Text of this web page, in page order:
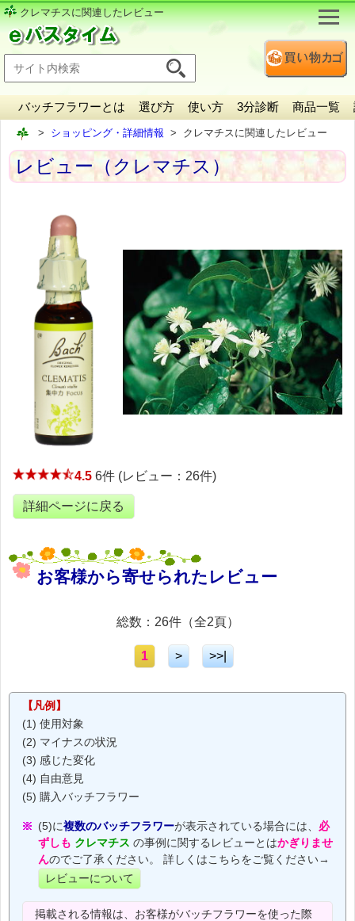
クレマチスに関連したレビュー
バッチフラワーとは 選び方 使い方 3分診断 商品一覧
ショッピング・詳細情報 クレマチスに関連したレビュー
レビュー（クレマチス）
4.5 6件 (レビュー：26件)
詳細ページに戻る
お客様から寄せられたレビュー
総数：26件（全2頁）
1 > >>|
【凡例】
(1) 使用対象
(2) マイナスの状況
(3) 感じた変化
(4) 自由意見
(5) 購入バッチフラワー
(5)に複数のバッチフラワーが表示されている場合には、 必
ずしも クレマチス の事例に関するレビューとはかぎりませ
んのでご了承ください。 詳しくはこちらをご覧ください→
レビューについて
掲載される情報は、お客様がバッチフラワーを使った際